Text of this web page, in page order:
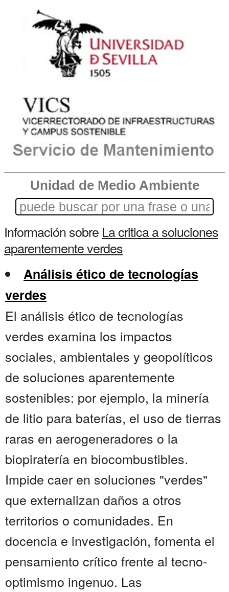
Unidad de Medio Ambiente
Información sobre La critica a soluciones
aparentemente verdes
Análisis ético de tecnologías
verdes
El análisis ético de tecnologías
verdes examina los impactos
sociales, ambientales y geopolíticos
de soluciones aparentemente
sostenibles: por ejemplo, la minería
de litio para baterías, el uso de tierras
raras en aerogeneradores o la
biopiratería en biocombustibles.
Impide caer en soluciones "verdes"
que externalizan daños a otros
territorios o comunidades. En
docencia e investigación, fomenta el
pensamiento crítico frente al tecno-
optimismo ingenuo. Las